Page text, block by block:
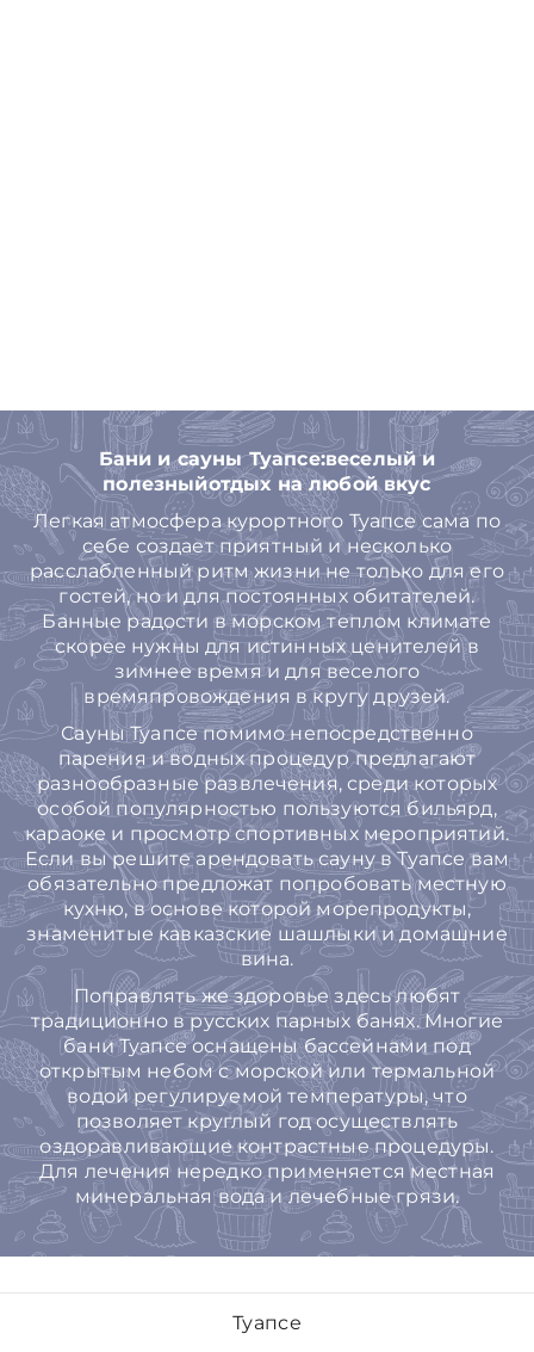
Бани и сауны Туапсе:веселый и
полезныйотдых на любой вкус
Легкая атмосфера курортного Туапсе сама по
себе создает приятный и несколько
расслабленный ритм жизни не только для его
гостей, но и для постоянных обитателей.
Банные радости в морском теплом климате
скорее нужны для истинных ценителей в
зимнее время и для веселого
времяпровождения в кругу друзей.
Сауны Туапсе помимо непосредственно
парения и водных процедур предлагают
разнообразные развлечения, среди которых
особой популярностью пользуются бильярд,
караоке и просмотр спортивных мероприятий.
Если вы решите арендовать сауну в Туапсе вам
обязательно предложат попробовать местную
кухню, в основе которой морепродукты,
знаменитые кавказские шашлыки и домашние
вина.
Поправлять же здоровье здесь любят
традиционно в русских парных банях. Многие
бани Туапсе оснащены бассейнами под
открытым небом с морской или термальной
водой регулируемой температуры, что
позволяет круглый год осуществлять
оздоравливающие контрастные процедуры.
Для лечения нередко применяется местная
минеральная вода и лечебные грязи.
Туапсе